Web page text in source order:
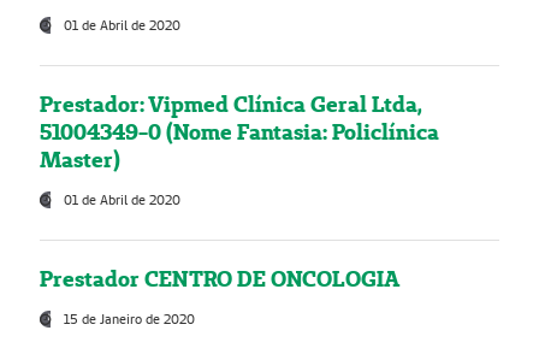
01 de Abril de 2020
Prestador: Vipmed Clínica Geral Ltda,
51004349-0 (Nome Fantasia: Policlínica
Master)
01 de Abril de 2020
Prestador CENTRO DE ONCOLOGIA
15 de Janeiro de 2020